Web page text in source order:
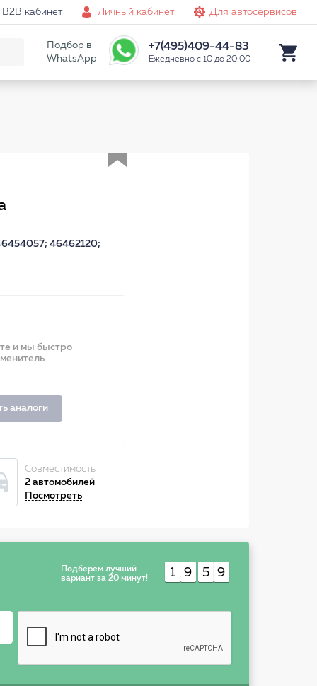
B2B кабинет Личный кабинет Для автосервисов
Подбор в
WhatsApp
+7(495)409-44-83
Ежедневно с 10 до 20:00
46462120;
и мы быстро
аналоги
Совместимость
2 автомобилей
Посмотреть
Подберем лучший
вариант за 20 минут!
1 9 : 5 9